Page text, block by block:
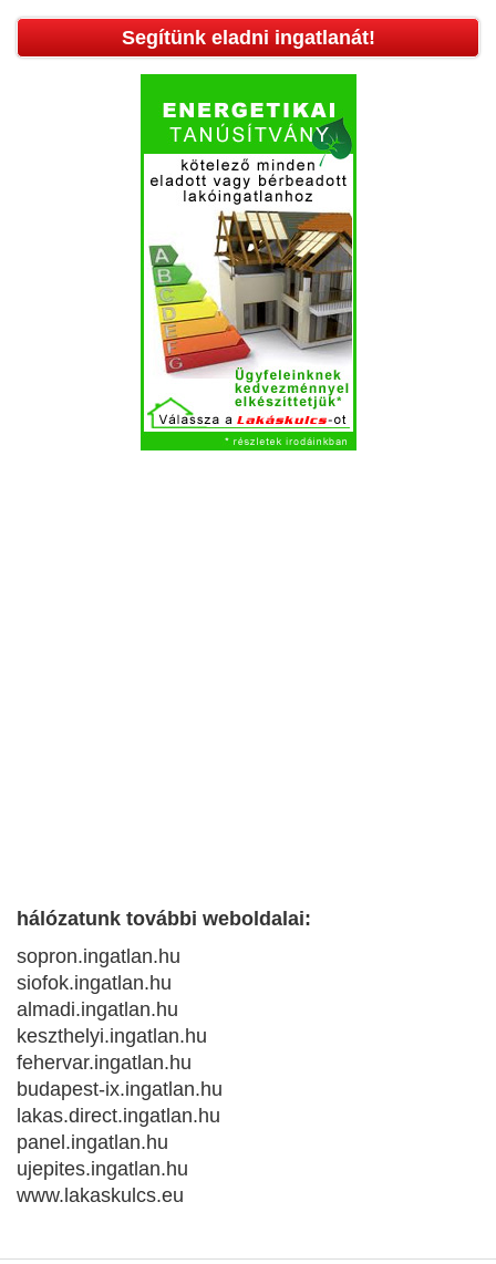
Segítünk eladni ingatlanát!
hálózatunk további weboldalai:
sopron.ingatlan.hu
siofok.ingatlan.hu
almadi.ingatlan.hu
keszthelyi.ingatlan.hu
fehervar.ingatlan.hu
budapest-ix.ingatlan.hu
lakas.direct.ingatlan.hu
panel.ingatlan.hu
ujepites.ingatlan.hu
www.lakaskulcs.eu